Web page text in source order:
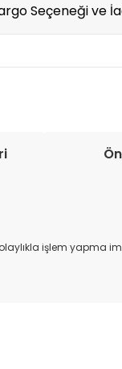
Seçeneği ve
işlem yapma